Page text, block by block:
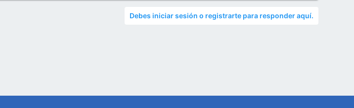
Debes iniciar sesión o registrarte para responder aquí.